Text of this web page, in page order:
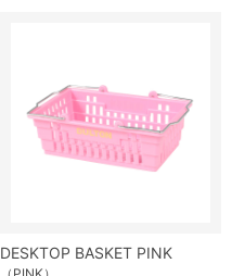
DESKTOP BASKET PINK